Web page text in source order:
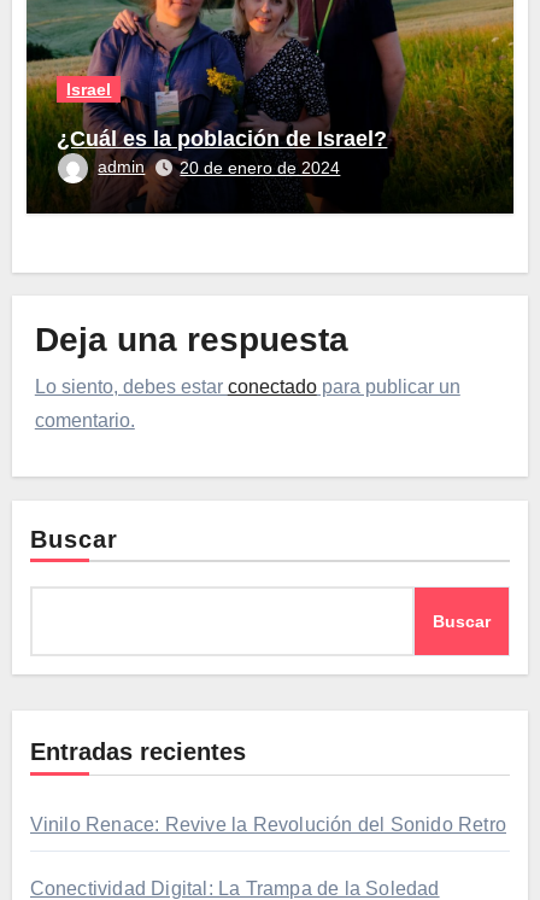
Israel
¿Cuál es la población de Israel?
admin 20 de enero de 2024
Deja una respuesta
Lo siento, debes estar conectadopara publicar un
comentario.
Buscar
Buscar
Entradas recientes
Vinilo Renace: Revive la Revolución del Sonido Retro
Conectividad Digital: La Trampa de la Soledad